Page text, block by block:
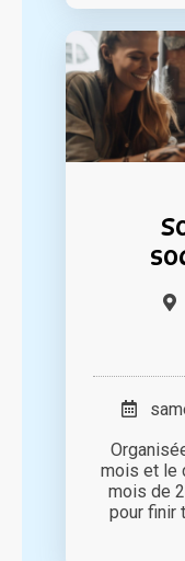
mois et le
mois de
pour finir